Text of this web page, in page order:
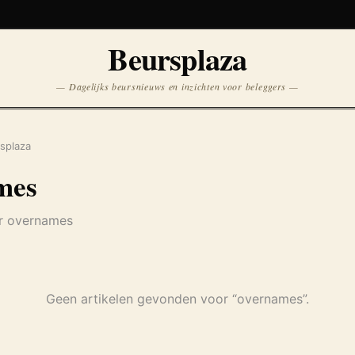
Beursplaza
— Dagelijks beursnieuws en inzichten voor beleggers —
overnames
Geen artikelen gevonden voor “overnames”.